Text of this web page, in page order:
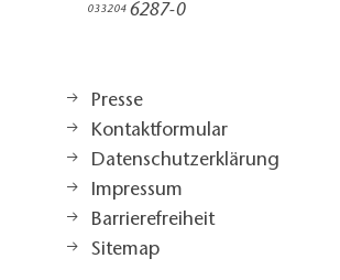
033204 6287-0
Presse
Kontaktformular
Datenschutzerklärung
Impressum
Barrierefreiheit
Sitemap